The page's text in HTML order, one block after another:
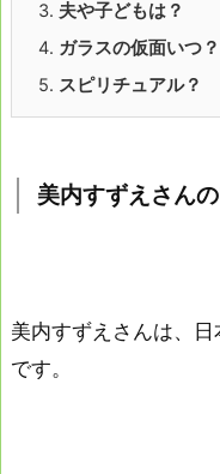
3. 夫や子どもは？
4. ガラスの仮面いつ？
5. スピリチュアル？
美内すずえさん
美内すずえさんは、
です。